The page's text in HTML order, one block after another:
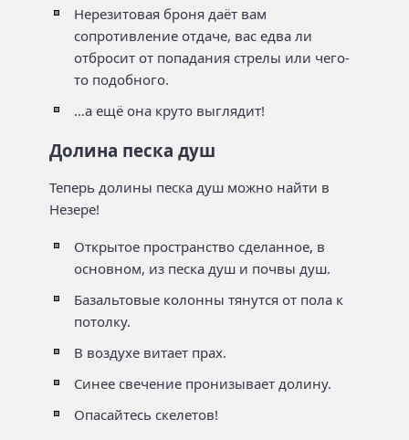
Нерезитовая броня даёт вам
сопротивление отдаче, вас едва ли
отбросит от попадания стрелы или чего-
то подобного.
…а ещё она круто выглядит!
Долина песка душ
Теперь долины песка душ можно найти в
Незере!
Открытое пространство сделанное, в
основном, из песка душ и почвы душ.
Базальтовые колонны тянутся от пола к
потолку.
В воздухе витает прах.
Синее свечение пронизывает долину.
Опасайтесь скелетов!